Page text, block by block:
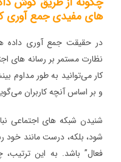
های مفیدی جمع آوری
در حقیقت جمع آوری داده
نظارت مستمر بر رسانه‌ های
کار می‌توانید به طور مداوم
و بر اساس آنچه کاربران
شنیدن شبکه های اجتماعی
شود، بلکه، درست مانند خود
فعال” باشد. به این ترتیب،